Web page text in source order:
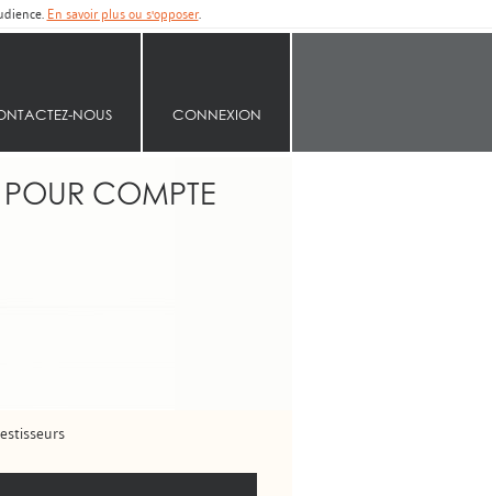
En savoir plus ou s'opposer.
NOUS CONNEXION
POUR COMPTE